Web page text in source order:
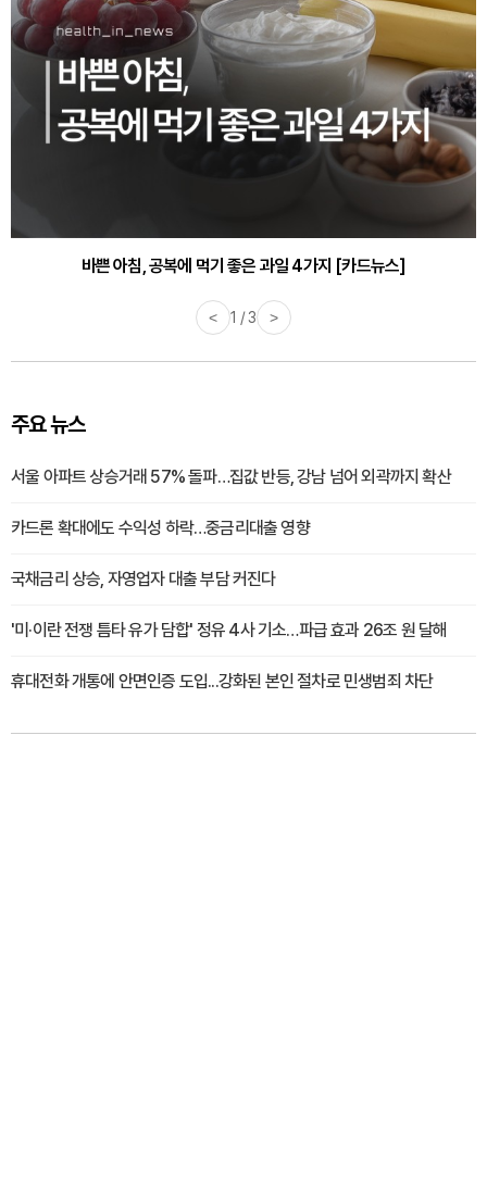
바쁜 아침, 공복에 먹기 좋은 과일 4가지 [카드뉴스]
< 1 / 3 >
주요 뉴스
서울 아파트 상승거래 57% 돌파…집값 반등, 강남 넘어 외곽까지 확산
카드론 확대에도 수익성 하락…중금리대출 영향
국채금리 상승, 자영업자 대출 부담 커진다
'미·이란 전쟁 틈타 유가 담합' 정유 4사 기소…파급 효과 26조 원 달해
휴대전화 개통에 안면인증 도입...강화된 본인 절차로 민생범죄 차단